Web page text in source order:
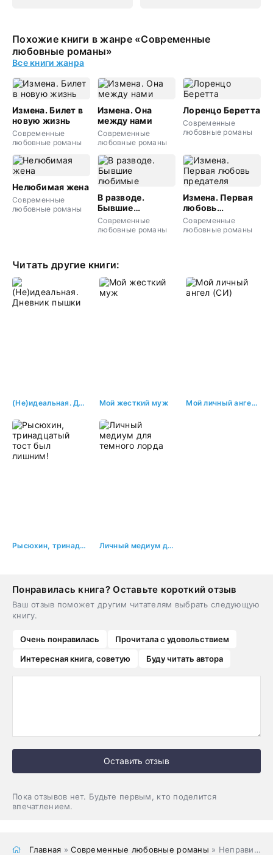
Похожие книги в жанре «Современные
любовные романы»
Все книги жанра
Измена. Билет в
новую жизнь
Современные
любовные романы
Измена. Она
между нами
Современные
любовные романы
Лоренцо Беретта
Современные
любовные романы
Нелюбимая жена
Современные
любовные романы
В разводе.
Бывшие
любимые
Современные
любовные романы
Измена. Первая
любовь
предателя
Современные
любовные романы
Читать другие книги:
(Не)идеальная. Дневник пышки Мой жесткий муж Мой личный ангел (СИ)
Рысюхин, тринадцатый тост был лишним! Личный медиум для темного лорда
Понравилась книга? Оставьте короткий отзыв
Ваш отзыв поможет другим читателям выбрать следующую
книгу.
Очень понравилась
Прочитала с удовольствием
Интересная книга, советую
Буду читать автора
Оставить отзыв
Пока отзывов нет. Будьте первым, кто поделится
впечатлением.
Главная »Современные любовные романы » Неправильный тренер для пышки